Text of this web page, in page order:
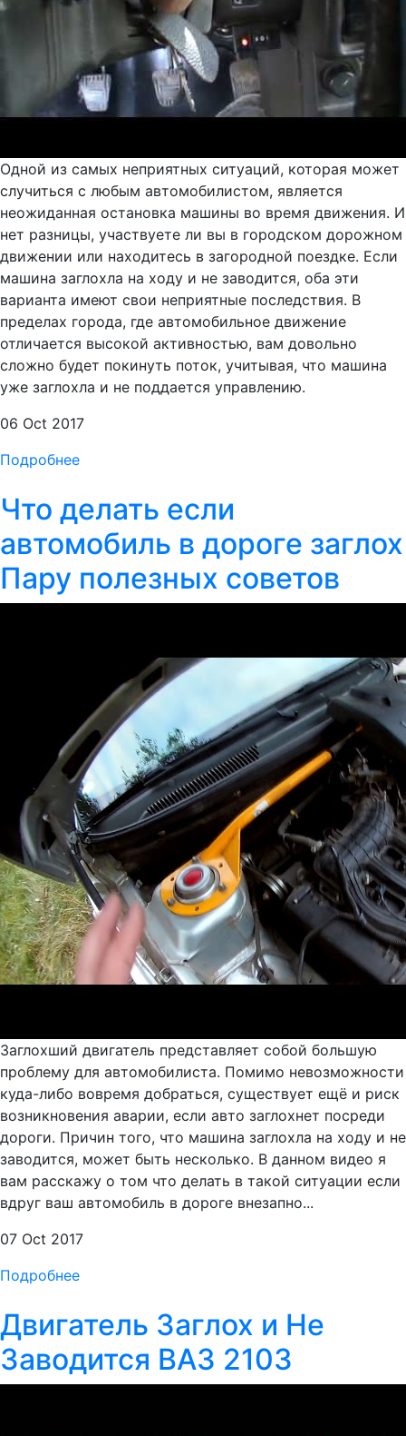
Одной из самых неприятных ситуаций, которая может
случиться с любым автомобилистом, является
неожиданная остановка машины во время движения. И
нет разницы, участвуете ли вы в городском дорожном
движении или находитесь в загородной поездке. Если
машина заглохла на ходу и не заводится, оба эти
варианта имеют свои неприятные последствия. В
пределах города, где автомобильное движение
отличается высокой активностью, вам довольно
сложно будет покинуть поток, учитывая, что машина
уже заглохла и не поддается управлению.
06 Oct 2017
Подробнее
Что делать если
автомобиль в дороге заглох
Пару полезных советов
Заглохший двигатель представляет собой большую
проблему для автомобилиста. Помимо невозможности
куда-либо вовремя добраться, существует ещё и риск
возникновения аварии, если авто заглохнет посреди
дороги. Причин того, что машина заглохла на ходу и не
заводится, может быть несколько. В данном видео я
вам расскажу о том что делать в такой ситуации если
вдруг ваш автомобиль в дороге внезапно...
07 Oct 2017
Подробнее
Двигатель Заглох и Не
Заводится ВАЗ 2103